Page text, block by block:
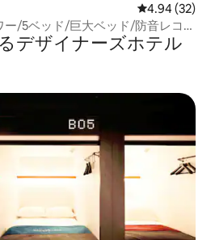
レビュー32
4.94 (32)
/5ベッド/巨大ベッド/防音レコー
デ⁠ザ⁠イ⁠ナ⁠ー⁠ズホ⁠テ⁠ル